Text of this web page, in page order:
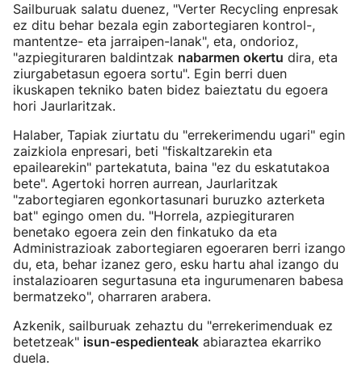
Sailburuak salatu duenez, "Verter Recycling enpresak
ez ditu behar bezala egin zabortegiaren kontrol-,
mantentze- eta jarraipen-lanak", eta, ondorioz,
"azpiegituraren baldintzak nabarmen okertu dira, eta
ziurgabetasun egoera sortu". Egin berri duen
ikuskapen tekniko baten bidez baieztatu du egoera
hori Jaurlaritzak.
Halaber, Tapiak ziurtatu du "errekerimendu ugari" egin
zaizkiola enpresari, beti "fiskaltzarekin eta
epailearekin" partekatuta, baina "ez du eskatutakoa
bete". Agertoki horren aurrean, Jaurlaritzak
"zabortegiaren egonkortasunari buruzko azterketa
bat" egingo omen du. "Horrela, azpiegituraren
benetako egoera zein den finkatuko da eta
Administrazioak zabortegiaren egoeraren berri izango
du, eta, behar izanez gero, esku hartu ahal izango du
instalazioaren segurtasuna eta ingurumenaren babesa
bermatzeko", oharraren arabera.
Azkenik, sailburuak zehaztu du "errekerimenduak ez
betetzeak" isun-espedienteak abiaraztea ekarriko
duela.